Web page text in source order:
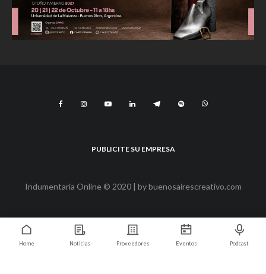
PUBLICITE SU EMPRESA
Indumentaria Online © 2020 | bybuenosairescreativo.com
Home Noticias Proveedores Eventos Podcast